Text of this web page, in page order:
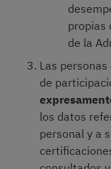
propias
de la
Las
de
los datos
personal y a